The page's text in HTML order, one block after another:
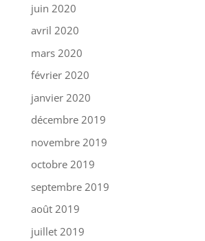
juin 2020
avril 2020
mars 2020
février 2020
janvier 2020
décembre 2019
novembre 2019
octobre 2019
septembre 2019
août 2019
juillet 2019